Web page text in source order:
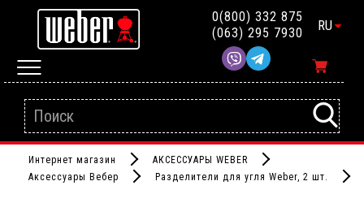
0(800) 332 875
(063) 295 7930
RU
Интернет магазин
АКСЕССУАРЫ WEBER
Аксессуары Вебер
Разделители для угля Weber, 2 шт.